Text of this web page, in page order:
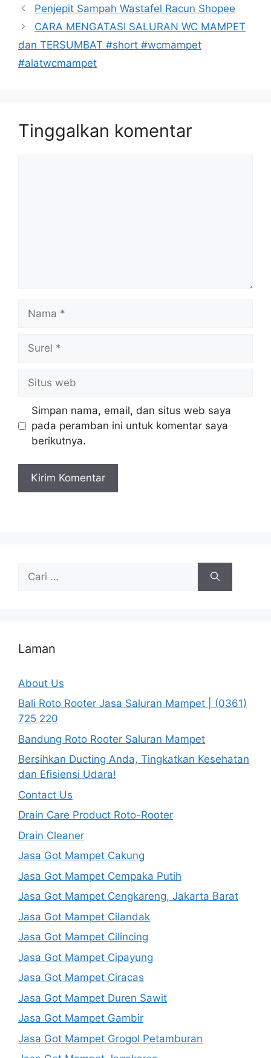
Penjepit Sampah Wastafel Racun Shopee
CARA MENGATASI SALURAN WC MAMPET
dan TERSUMBAT #short #wcmampet
#alatwcmampet
Tinggalkan komentar
web
Simpan nama, email, dan situs web saya
pada peramban ini untuk komentar saya
berikutnya.
untuk:
Laman
About Us
Bali Roto Rooter Jasa Saluran Mampet | (0361)
725 220
Bandung Roto Rooter Saluran Mampet
Bersihkan Ducting Anda, Tingkatkan Kesehatan
dan Efisiensi Udara!
Contact Us
Drain Care Product Roto-Rooter
Drain Cleaner
Jasa Got Mampet Cakung
Jasa Got Mampet Cempaka Putih
Jasa Got Mampet Cengkareng, Jakarta Barat
Jasa Got Mampet Cilandak
Jasa Got Mampet Cilincing
Jasa Got Mampet Cipayung
Jasa Got Mampet Ciracas
Jasa Got Mampet Duren Sawit
Jasa Got Mampet Gambir
Jasa Got Mampet Grogol Petamburan